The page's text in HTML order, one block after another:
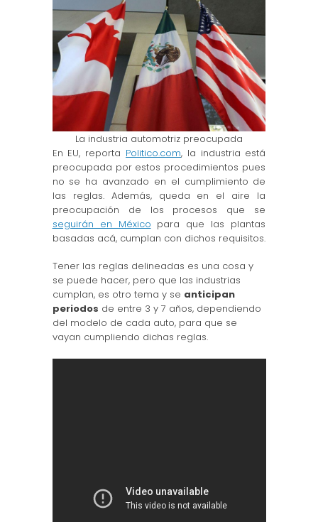
La industria automotriz preocupada
En EU, reporta Politico.com, la industria está
preocupada por estos procedimientos pues
no se ha avanzado en el cumplimiento de
las reglas. Además, queda en el aire la
preocupación de los procesos que se
seguirán en México para que las plantas
basadas acá, cumplan con dichos requisitos.
Tener las reglas delineadas es una cosa y
se puede hacer, pero que las industrias
cumplan, es otro tema y se anticipan
periodos de entre 3 y 7 años, dependiendo
del modelo de cada auto, para que se
vayan cumpliendo dichas reglas.